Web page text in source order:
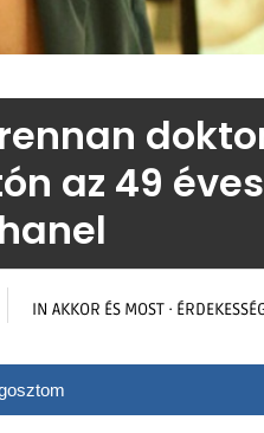
az 49
IN AKKOR ÉS MOST ·